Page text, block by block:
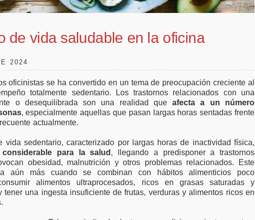
de vida saludable en la oficina
2024
oficinistas se ha convertido en un tema de preocupación creciente al
totalmente sedentario. Los trastornos relacionados con una
o desequilibrada son una realidad queafecta a un número
, especialmente aquellas que pasan largas horas sentadas frente
actualmente.
sedentario, caracterizado por largas horas de inactividad física,
para la salud , llegando a predisponer a trastornos
obesidad, malnutrición y otros problemas relacionados. Este
aún más cuando se combinan con hábitos alimenticios poco
alimentos ultraprocesados, ricos en grasas saturadas y
tener una ingesta insuficiente de frutas, verduras y alimentos ricos en
favor de ampliar el
vivienda en la costa